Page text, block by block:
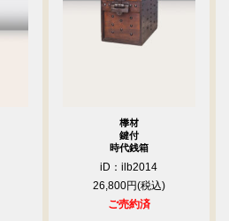
﨔材
鍵付
時代銭箱
iD：ilb2014
26,800円
ご売約済
5